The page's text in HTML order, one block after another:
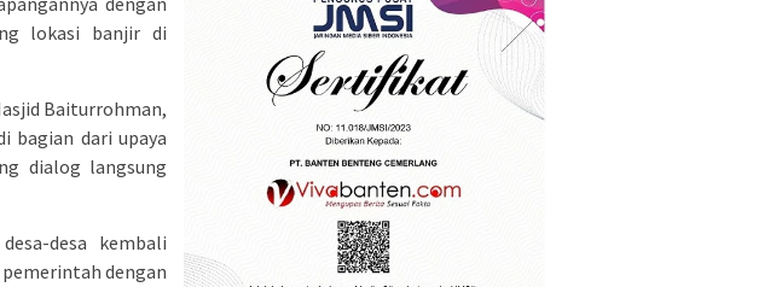
lokasi banjir di
Baiturrohman,
bagian dari upaya
dialog langsung
desa kembali
dengan